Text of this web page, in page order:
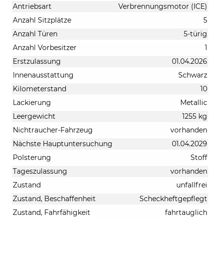
Antriebsart
Verbrennungsmotor (ICE)
Anzahl Sitzplätze
5
Anzahl Türen
5-türig
Anzahl Vorbesitzer
1
Erstzulassung
01.04.2026
Innenausstattung
Schwarz
Kilometerstand
10
Lackierung
Metallic
Leergewicht
1255 kg
Nichtraucher-Fahrzeug
vorhanden
Nächste Hauptuntersuchung
01.04.2029
Polsterung
Stoff
Tageszulassung
vorhanden
Zustand
unfallfrei
Zustand, Beschaffenheit
Scheckheftgepflegt
Zustand, Fahrfähigkeit
fahrtauglich